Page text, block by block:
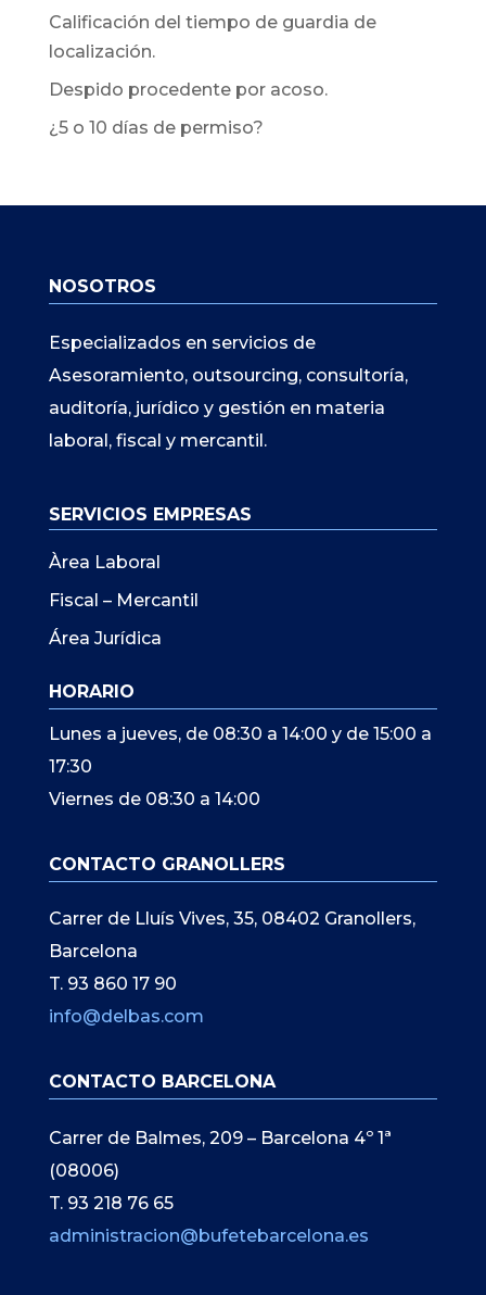
Calificación del tiempo de guardia de
localización.
Despido procedente por acoso.
¿5 o 10 días de permiso?
NOSOTROS
Especializados en servicios de
Asesoramiento, outsourcing, consultoría,
auditoría, jurídico y gestión en materia
laboral, fiscal y mercantil.
SERVICIOS EMPRESAS
Àrea Laboral
Fiscal – Mercantil
Área Jurídica
HORARIO
Lunes a jueves, de 08:30 a 14:00 y de 15:00 a
17:30
Viernes de 08:30 a 14:00
CONTACTO GRANOLLERS
Carrer de Lluís Vives, 35, 08402 Granollers,
Barcelona
T. 93 860 17 90
info@delbas.com
CONTACTO BARCELONA
Carrer de Balmes, 209 – Barcelona 4º 1ª
(08006)
T. 93 218 76 65
administracion@bufetebarcelona.es